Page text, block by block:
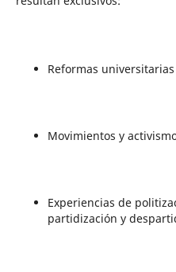
Reformas
Movimientos y
Experiencias de
partidización y